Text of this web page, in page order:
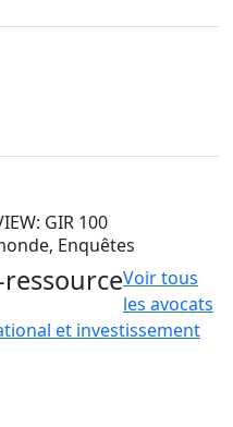
GIR 100
Enquêtes
Voir tous
les avocats
et investissement